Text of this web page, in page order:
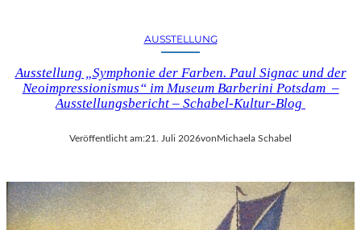
AUSSTELLUNG
Ausstellung „Symphonie der Farben. Paul Signac und der
Neoimpressionismus“ im Museum Barberini Potsdam –
Ausstellungsbericht – Schabel-Kultur-Blog
Veröffentlicht am:21. Juli 2026vonMichaela Schabel